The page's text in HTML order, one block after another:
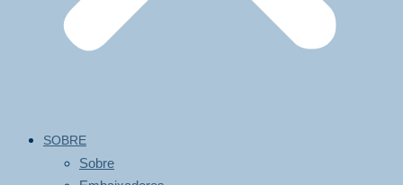
SOBRE
Sobre